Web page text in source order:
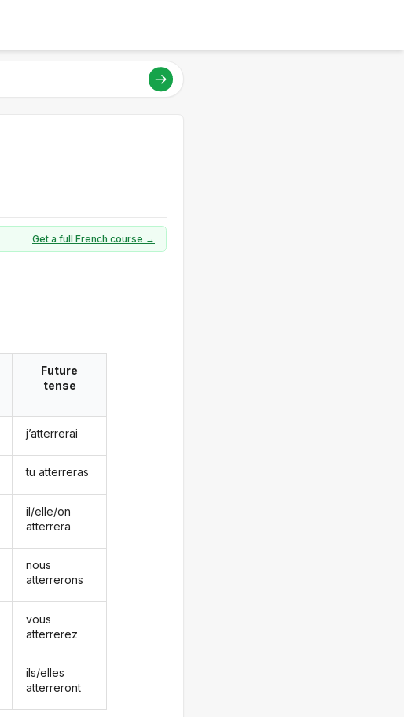
Get a full French course →
Future
tense
j’atterrerai
tu atterreras
il/elle/on
atterrera
nous
atterrerons
vous
atterrerez
ils/elles
atterreront